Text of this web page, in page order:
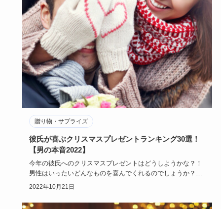
贈り物・サプライズ
彼氏が喜ぶクリスマスプレゼントランキング30選！
【男の本音2022】
今年の彼氏へのクリスマスプレゼントはどうしようかな？！
男性はいったいどんなものを喜んでくれるのでしょうか？！
男性が喜んでく…
2022年10月21日